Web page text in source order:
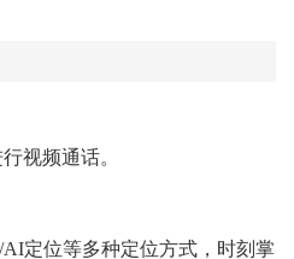
视频通话。
AI定位等多种定位方式，时刻掌